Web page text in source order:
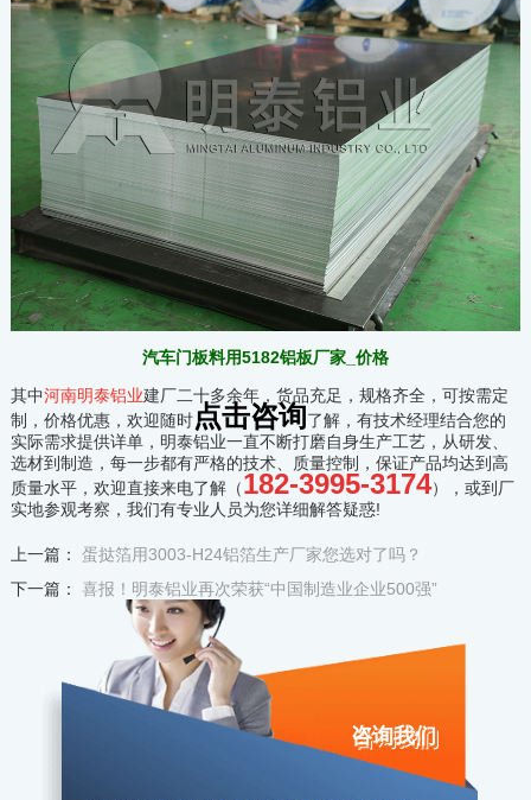
汽车门板料用5182铝板厂家_价格
其中河南明泰铝业建厂二十多余年，货品充足，规格齐全，可按需定
制，价格优惠，欢迎随时点击咨询了解，有技术经理结合您的
实际需求提供详单，明泰铝业一直不断打磨自身生产工艺，从研发、
选材到制造，每一步都有严格的技术、质量控制，保证产品均达到高
质量水平，欢迎直接来电了解（182-3995-3174），或到厂
实地参观考察，我们有专业人员为您详细解答疑惑!
上一篇： 蛋挞箔用3003-H24铝箔生产厂家您选对了吗？
下一篇： 喜报！明泰铝业再次荣获“中国制造业企业500强”
咨询我们